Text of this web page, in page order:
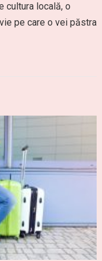
cultura locală, o
pe care o vei păstra